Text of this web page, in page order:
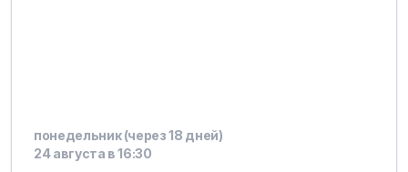
понедельник (через 18 дней)
24 августа в 16:30